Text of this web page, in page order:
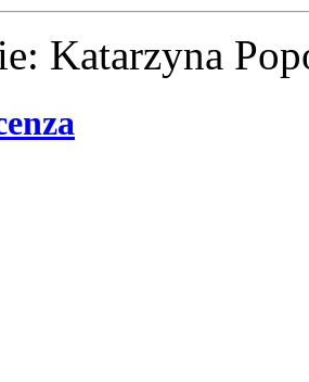
Katarzyna